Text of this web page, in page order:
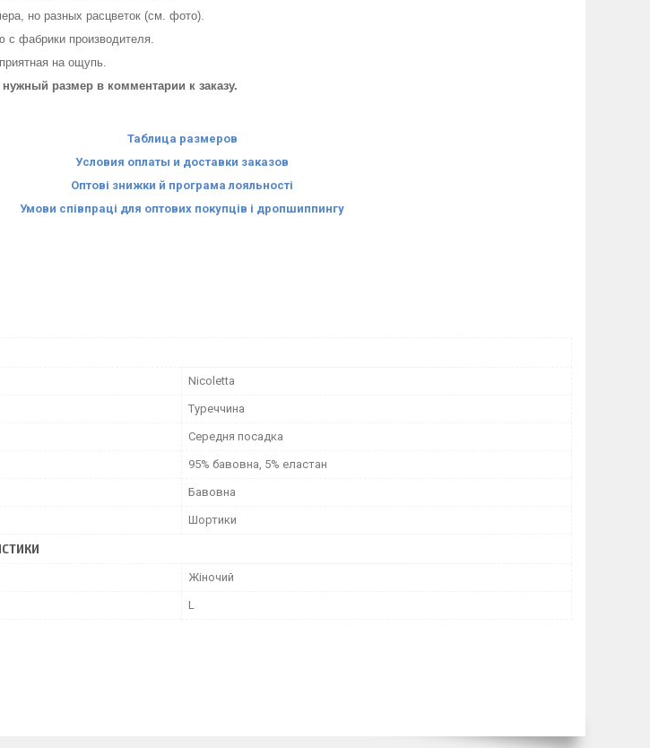
но разных расцветок (см. фото).
с фабрики производителя.
на ощупь.
нужный размер в комментарии к заказу.
Таблица размеров
Условия оплаты и доставки заказов
Оптові знижки й програма лояльності
Умови співпраці для оптових покупців і дропшиппингу
Nicoletta
Туреччина
Середня посадка
95% бавовна, 5% еластан
Бавовна
Шортики
Жіночий
L